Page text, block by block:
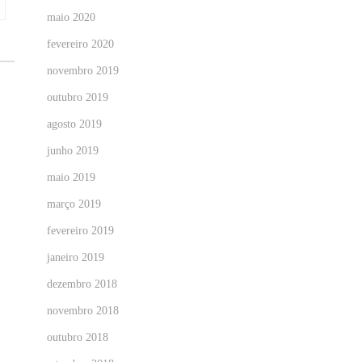
maio 2020
fevereiro 2020
novembro 2019
outubro 2019
agosto 2019
junho 2019
maio 2019
março 2019
fevereiro 2019
janeiro 2019
dezembro 2018
novembro 2018
outubro 2018